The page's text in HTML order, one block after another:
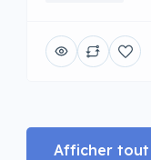
Afficher tout